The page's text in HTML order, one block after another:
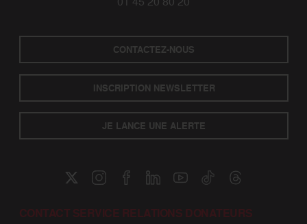
CONTACTEZ-NOUS
INSCRIPTION NEWSLETTER
JE LANCE UNE ALERTE
CONTACT SERVICE RELATIONS DONATEURS